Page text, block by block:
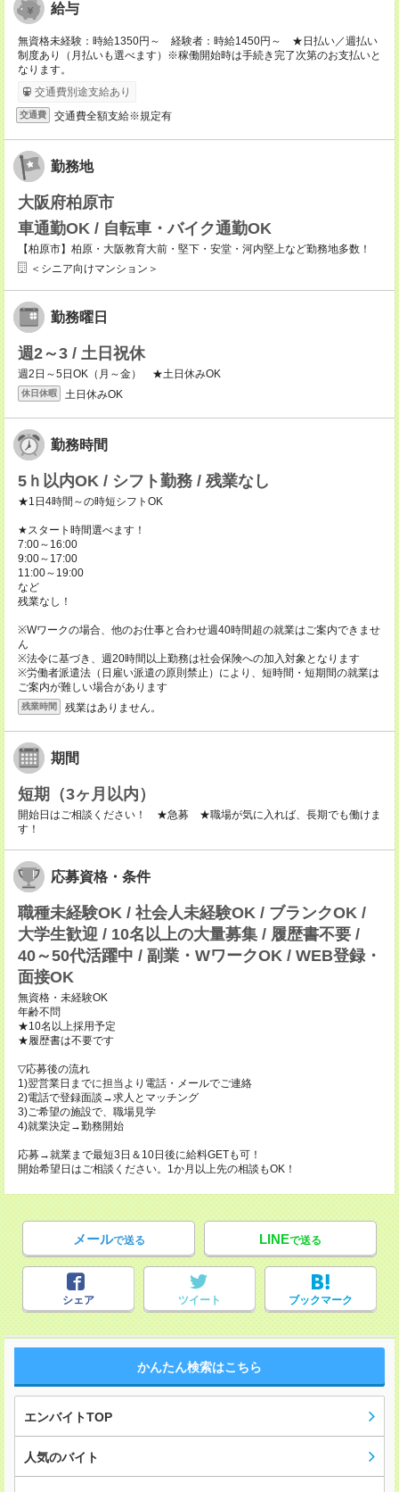
給与
無資格未経験：時給1350円～ 経験者：時給1450円～ ★日払い／週払い
制度あり（月払いも選べます）※稼働開始時は手続き完了次第のお支払いと
なります。
交通費別途支給あり
交通費 交通費全額支給※規定有
勤務地
大阪府柏原市
車通勤OK / 自転車・バイク通勤OK
【柏原市】柏原・大阪教育大前・堅下・安堂・河内堅上など勤務地多数！
＜シニア向けマンション＞
勤務曜日
週2～3 / 土日祝休
週2日～5日OK（月～金） ★土日休みOK
休日休暇 土日休みOK
勤務時間
5ｈ以内OK / シフト勤務 / 残業なし
★1日4時間～の時短シフトOK
★スタート時間選べます！
7:00～16:00
9:00～17:00
11:00～19:00
など
残業なし！
※Wワークの場合、他のお仕事と合わせ週40時間超の就業はご案内できませ
ん
※法令に基づき、週20時間以上勤務は社会保険への加入対象となります
※労働者派遣法（日雇い派遣の原則禁止）により、短時間・短期間の就業は
ご案内が難しい場合があります
残業時間 残業はありません。
期間
短期（3ヶ月以内）
開始日はご相談ください！ ★急募 ★職場が気に入れば、長期でも働けま
す！
応募資格・条件
職種未経験OK / 社会人未経験OK / ブランクOK /
大学生歓迎 / 10名以上の大量募集 / 履歴書不要 /
40～50代活躍中 / 副業・WワークOK / WEB登録・
面接OK
無資格・未経験OK
年齢不問
★10名以上採用予定
★履歴書は不要です
▽応募後の流れ
1)翌営業日までに担当より電話・メールでご連絡
2)電話で登録面談→求人とマッチング
3)ご希望の施設で、職場見学
4)就業決定→勤務開始
応募→就業まで最短3日＆10日後に給料GETも可！
開始希望日はご相談ください。1か月以上先の相談もOK！
メールで送る LINEで送る
シェア ツイート ブックマーク
かんたん検索はこちら
エンバイトTOP
人気のバイト